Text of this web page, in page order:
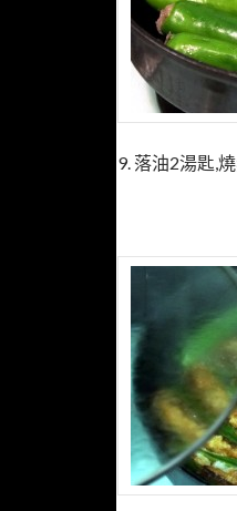
9. 落油2湯匙,